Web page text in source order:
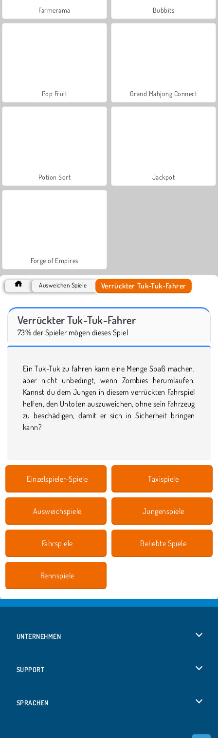
Farmerama Bubbits
Pop Fruit Grand Mahjong Connect
Potion Sort Jackpot
Forge of Empires
Ausweichen Spiele Verrückter Tuk-Tuk-Fahrer
Verrückter Tuk-Tuk-Fahrer
73% der Spieler mögen dieses Spiel
Ein Tuk-Tuk zu fahren kann eine Menge Spaß machen,
aber nicht unbedingt, wenn Zombies herumlaufen.
Kannst du dem Jungen in diesem verrückten Fahrspiel
helfen, den Untoten auszuweichen, ohne sein Fahrzeug
zu beschädigen, damit er sich in Sicherheit bringen
kann?
Einzelspieler-Spiele Taxispiele
Ausweichspiele Jungenspiele
Fahrspiele Beliebte Spiele
Rennspiele
UNTERNEHMEN
SUPPORT
SPRACHEN